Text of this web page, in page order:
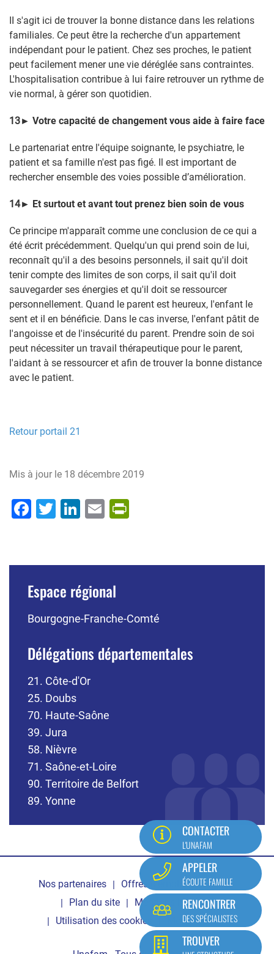
II s'agit ici de trouver la bonne distance dans les relations
familiales. Ce peut être la recherche d'un appartement
indépendant pour le patient. Chez ses proches, le patient
peut facilement mener une vie déréglée sans contraintes.
L'hospitalisation contribue à lui faire retrouver un rythme de
vie normal, à gérer son quotidien.
13► Votre capacité de changement vous aide à faire face
Le partenariat entre l'équipe soignante, le psychiatre, le
patient et sa famille n'est pas figé. Il est important de
rechercher ensemble des voies possible d’amélioration.
14► Et surtout et avant tout prenez bien soin de vous
Ce principe m'apparaît comme une conclusion de ce qui a
été écrit précédemment. Quelqu'un qui prend soin de lui,
reconnaît qu'il a des besoins personnels, il sait qu'il doit
tenir compte des limites de son corps, il sait qu'il doit
sauvegarder ses énergies et qu'il doit se ressourcer
personnellement. Quand le parent est heureux, l'enfant le
sent et il en bénéficie. Dans le cas inverse, l'enfant pâtit de
l'angoisse et de l'insécurité du parent. Prendre soin de soi
peut nécessiter un travail thérapeutique pour le parent,
l'aidant à se ressourcer et afin de trouver la bonne distance
avec le patient.
Retour portail 21
Mis à jour le 18 décembre 2019
Facebook
Twitter
LinkedIn
Email
Espace régional
Bourgogne-Franche-Comté
Délégations départementales
21. Côte-d'Or
25. Doubs
70. Haute-Saône
39. Jura
58. Nièvre
71. Saône-et-Loire
90. Territoire de Belfort
89. Yonne
CONTACTER
L'UNAFAM
APPELER
ÉCOUTE FAMILLE
RENCONTRER
DES SPÉCIALISTES
TROUVER
de
page
Nos partenaires Offres d'emploi
Contact
Plan du site
Mentions légales
Utilisation des cookies
Mon compte